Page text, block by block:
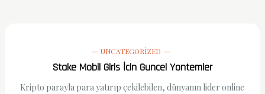
UNCATEGORIZED
Stake Mobil Giris İcin Guncel Yontemler
Kripto parayla para yatırıp çekilebilen, dünyanın lider online